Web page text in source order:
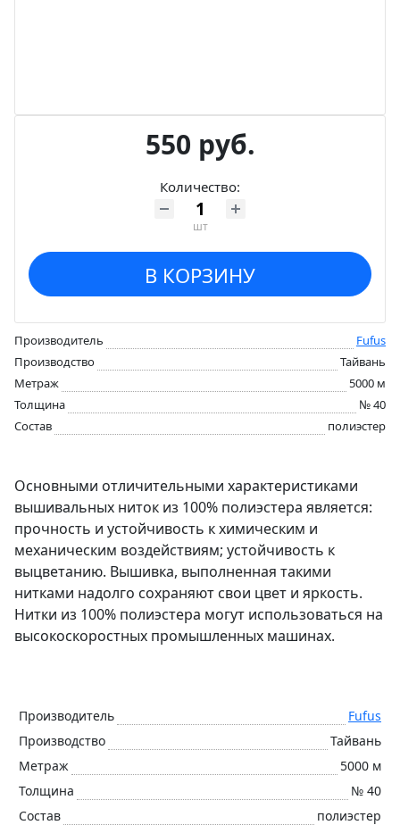
550 руб.
Количество:
шт
В КОРЗИНУ
Производитель
Fufus
Производство
Тайвань
Метраж
5000 м
Толщина
№ 40
Состав
полиэстер
Основными отличительными характеристиками
вышивальных ниток из 100% полиэстера является:
прочность и устойчивость к химическим и
механическим воздействиям; устойчивость к
выцветанию. Вышивка, выполненная такими
нитками надолго сохраняют свои цвет и яркость.
Нитки из 100% полиэстера могут использоваться на
высокоскоростных промышленных машинах.
Производитель
Fufus
Производство
Тайвань
Метраж
5000 м
Толщина
№ 40
Состав
полиэстер